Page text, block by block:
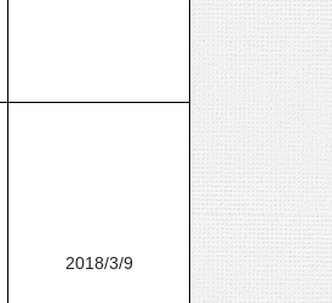
2018/3/9